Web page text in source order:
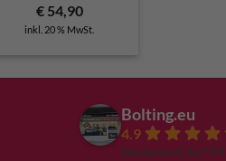
€54,90
inkl. 20 % MwSt.
Bolting.eu
4.9
Basierend auf 94